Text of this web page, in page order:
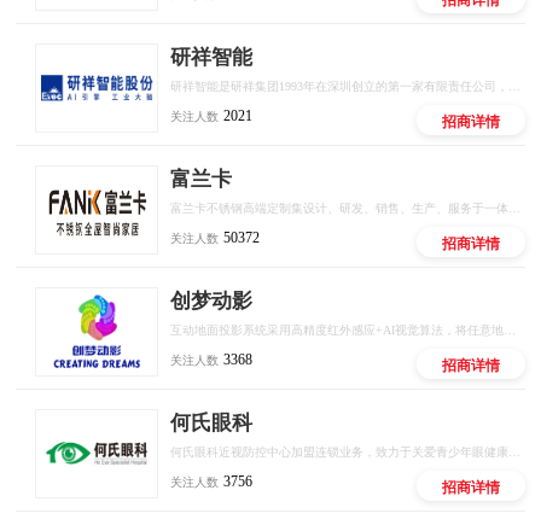
研祥智能
关注人数 2021 招商详情
富兰卡
关注人数 50372 招商详情
创梦动影
关注人数 3368 招商详情
何氏眼科
关注人数 3756 招商详情